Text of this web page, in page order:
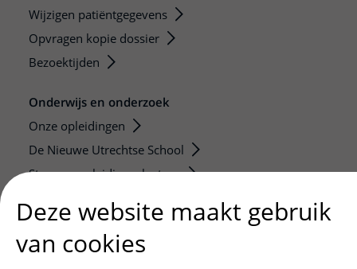
Wijzigen patiëntgegevens
Opvragen kopie dossier
Bezoektijden
Onderwijs en onderzoek
Onze opleidingen
De Nieuwe Utrechtse School
Stage en opleidingsplaatsen
Strategic programs
Research groups
Deze website maakt gebruik
van cookies